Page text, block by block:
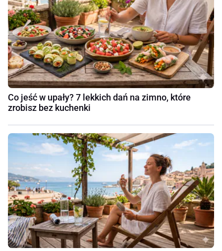
Co jeść w upały? 7 lekkich dań na zimno, które
zrobisz bez kuchenki